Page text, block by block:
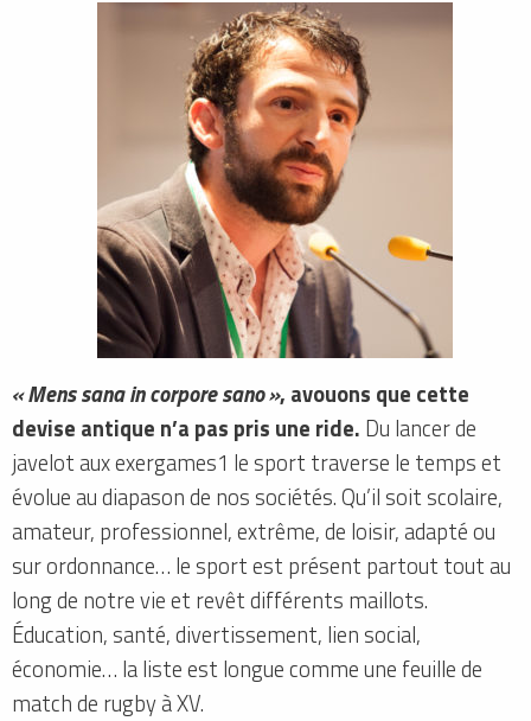
« Mens sana in corpore sano », avouons que cette
devise antique n’a pas pris une ride. Du lancer de
javelot aux exergames1 le sport traverse le temps et
évolue au diapason de nos sociétés. Qu’il soit scolaire,
amateur, professionnel, extrême, de loisir, adapté ou
sur ordonnance… le sport est présent partout tout au
long de notre vie et revêt différents maillots.
Éducation, santé, divertissement, lien social,
économie… la liste est longue comme une feuille de
match de rugby à XV.